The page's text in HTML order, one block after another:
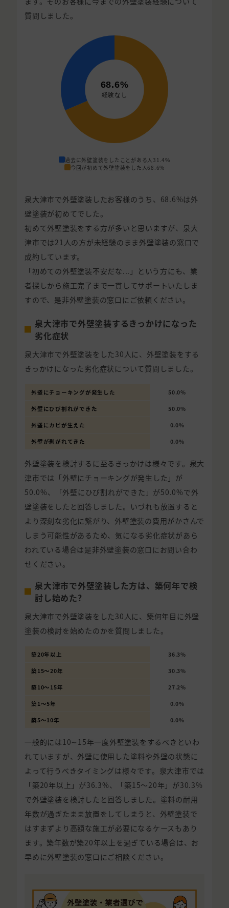
質問しました。
過去に外壁塗装をしたことがある人 31.4%
今回が初めて外壁塗装をした人68.6%
泉大津市で外壁塗装したお客様のうち、68.6%は外
壁塗装が初めてでした。
初めて外壁塗装をする方が多いと思いますが、泉大
津市では21人の方が未経験のまま外壁塗装の窓口で
成約しています。
「初めての外壁塗装不安だな...」という方にも、業
者探しから施工完了まで一貫してサポートいたしま
すので、是非外壁塗装の窓口にご依頼ください。
泉大津市で外壁塗装するきっかけになった
劣化症状
泉大津市で外壁塗装をした30人に、外壁塗装をする
きっかけになった劣化症状について質問しました。
外壁にチョーキングが発生した 50.0%
外壁にひび割れができた 50.0%
外壁にカビが生えた 0.0%
外壁が剥がれてきた 0.0%
外壁塗装を検討するに至るきっかけは様々です。泉大
津市では「外壁にチョーキングが発生した」が
50.0%、「外壁にひび割れができた」が50.0%で外
壁塗装をしたと回答しました。いづれも放置すると
より深刻な劣化に繋がり、外壁塗装の費用がかさんで
しまう可能性があるため、気になる劣化症状があら
われている場合は是非外壁塗装の窓口にお問い合わ
せください。
泉大津市で外壁塗装した方は、築何年で検
討し始めた?
泉大津市で外壁塗装をした30人に、築何年目に外壁
塗装の検討を始めたのかを質問しました。
築20年以上 36.3%
築15〜20年 30.3%
築10〜15年 27.2%
築1〜5年 0.0%
築5〜10年 0.0%
一般的には10∼15年一度外壁塗装をするべきといわ
れていますが、外壁に使用した塗料や外壁の状態に
よって行うべきタイミングは様々です。泉大津市では
「築20年以上」が36.3%、「築15〜20年」が30.3%
で外壁塗装を検討したと回答しました。塗料の耐用
年数が過ぎたまま放置をしてしまうと、外壁塗装で
はすまずより高額な施工が必要になるケースもあり
ます。築年数が築20年以上を過ぎている場合は、お
早めに外壁塗装の窓口にご相談ください。